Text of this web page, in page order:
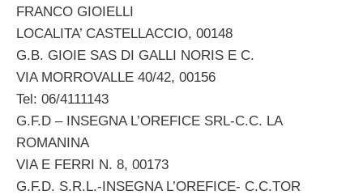
FRANCO GIOIELLI
LOCALITA’ CASTELLACCIO, 00148
G.B. GIOIE SAS DI GALLI NORIS E C.
VIA MORROVALLE 40/42, 00156
Tel: 06/4111143
G.F.D – INSEGNA L’OREFICE SRL-C.C. LA
ROMANINA
VIA E FERRI N. 8, 00173
G.F.D. S.R.L.-INSEGNA L’OREFICE- C.C.TOR